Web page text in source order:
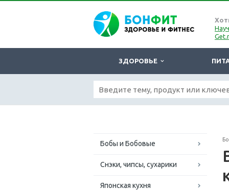
ЗДОРОВЬЕ
Бобы и Бобовые
Снэки, чипсы, сухарики
Японская кухня